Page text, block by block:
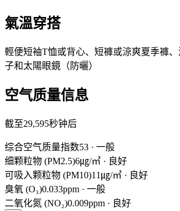
氣溫穿搭
輕便短袖T恤或背心、短褲或涼爽夏季褲
子和太陽眼鏡（防曬）
空气质量信息
截至29,595秒钟后
综合空气质量指数53 · 一般
细颗粒物 (PM2.5)6㎍/㎥ · 良好
可吸入颗粒物 (PM10)11㎍/㎥ · 良好
臭氧 (O₃)0.033ppm · 一般
二氧化氮 (NO₂)0.009ppm · 良好